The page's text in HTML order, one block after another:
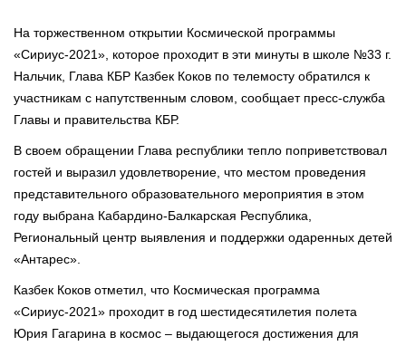
На торжественном открытии Космической программы
«Сириус-2021», которое проходит в эти минуты в школе №33 г.
Нальчик, Глава КБР Казбек Коков по телемосту обратился к
участникам с напутственным словом, сообщает пресс-служба
Главы и правительства КБР.
В своем обращении Глава республики тепло поприветствовал
гостей и выразил удовлетворение, что местом проведения
представительного образовательного мероприятия в этом
году выбрана Кабардино-Балкарская Республика,
Региональный центр выявления и поддержки одаренных детей
«Антарес».
Казбек Коков отметил, что Космическая программа
«Сириус-2021» проходит в год шестидесятилетия полета
Юрия Гагарина в космос – выдающегося достижения для